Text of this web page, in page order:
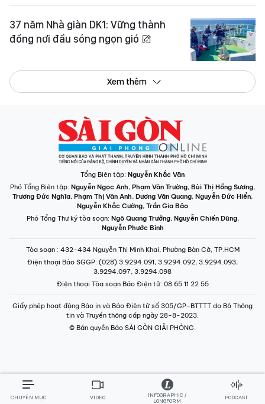
37 năm Nhà giàn DK1: Vững thành
đồng nơi đầu sóng ngọn gió
Xem thêm
Tổng Biên tập: Nguyễn Khắc Văn
Phó Tổng Biên tập: Nguyễn Ngọc Anh, Phạm Văn Trường, Bùi Thị Hồng Sương,
Trương Đức Nghĩa, Phạm Thị Vân Anh, Dương Văn Quang, Nguyễn Đức Hiển,
Nguyễn Khắc Cường, Trần Gia Bảo
Phó Tổng Thư ký tòa soạn: Ngô Quang Trưởng, Nguyễn Chiến Dũng,
Nguyễn Phước Bình
Tòa soạn : 432-434 Nguyễn Thị Minh Khai, Phường Bàn Cờ, TP.HCM
Điện thoại Báo SGGP: (028) 3.9294.091, 3.9294.092, 3.9294.093,
3.9294.097, 3.9294.098
Điện thoại Tòa soạn Báo Điện tử: 08 65 11 22 55
Giấy phép hoạt động Báo in và Báo Điện tử số 305/GP-BTTTT do Bộ Thông
tin và Truyền thông cấp ngày 28-8-2023.
© Bản quyền Báo SÀI GÒN GIẢI PHÓNG.
CHUYÊN MỤC VIDEO
INFOGRAPHIC /
LONGFORM
PODCAST